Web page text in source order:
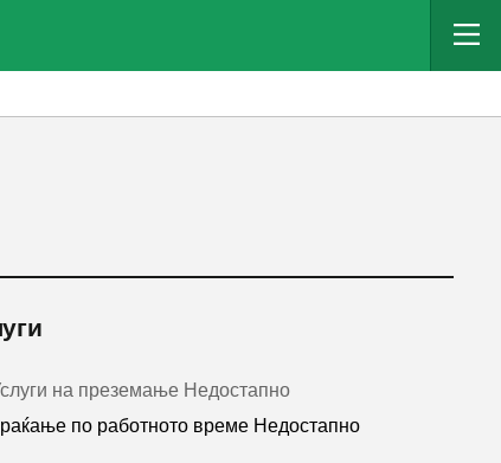
на преземање Недостапно
по работното време Недостапно